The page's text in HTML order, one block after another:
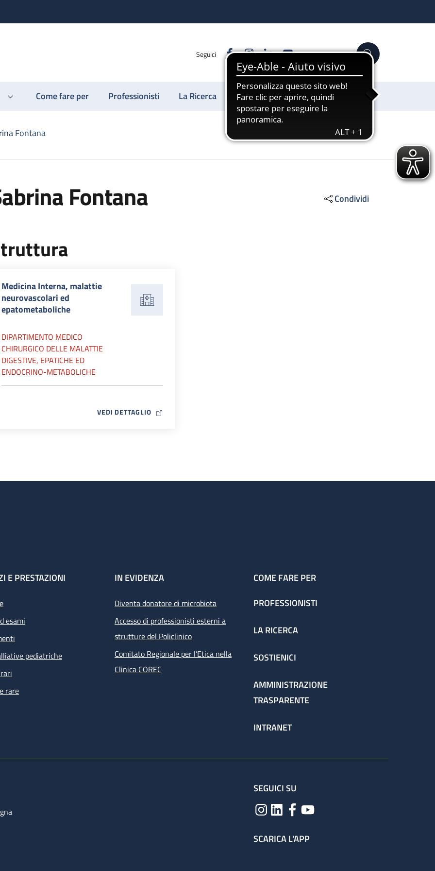
Seguici FacebookInstagram
LinkedinYouTube Cerca
Come fare per Professionisti La Ricerca Sostienici
Fontana
Fontana Condividi
Medicina Interna, malattie
neurovascolari ed
epatometaboliche
DIPARTIMENTO MEDICO
CHIRURGICO DELLE MALATTIE
DIGESTIVE, EPATICHE ED
ENDOCRINO-METABOLICHE
VEDI DETTAGLIOMAP ICON
E PRESTAZIONI
esami
pediatriche
rare
IN EVIDENZA
Diventa donatore di microbiota
Accesso di professionisti esterni a
strutture del Policlinico
Comitato Regionale per l’Etica nella
Clinica COREC
COME FARE PER
PROFESSIONISTI
LA RICERCA
SOSTIENICI
AMMINISTRAZIONE
TRASPARENTE
INTRANET
SEGUICI SU
SCARICA L'APP